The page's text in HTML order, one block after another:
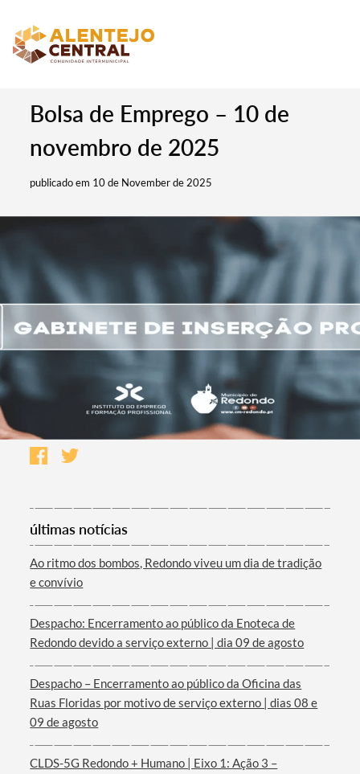
Bolsa de Emprego – 10 de
novembro de 2025
publicado em 10 de November de 2025
últimas notícias
Ao ritmo dos bombos, Redondo viveu um dia de tradição
e convívio
Despacho: Encerramento ao público da Enoteca de
Redondo devido a serviço externo | dia 09 de agosto
Despacho – Encerramento ao público da Oficina das
Ruas Floridas por motivo de serviço externo | dias 08 e
09 de agosto
CLDS-5G Redondo + Humano | Eixo 1: Ação 3 –